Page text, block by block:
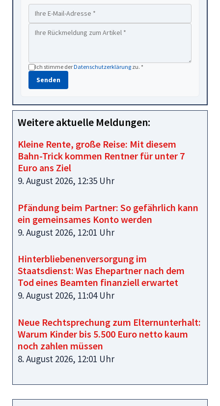
Ich stimme derDatenschutzerklärung zu. *
Senden
Weitere aktuelle Meldungen:
Kleine Rente, große Reise: Mit diesem
Bahn-Trick kommen Rentner für unter 7
Euro ans Ziel
9. August 2026, 12:35 Uhr
Pfändung beim Partner: So gefährlich kann
ein gemeinsames Konto werden
9. August 2026, 12:01 Uhr
Hinterbliebenenversorgung im
Staatsdienst: Was Ehepartner nach dem
Tod eines Beamten finanziell erwartet
9. August 2026, 11:04 Uhr
Neue Rechtsprechung zum Elternunterhalt:
Warum Kinder bis 5.500 Euro netto kaum
noch zahlen müssen
8. August 2026, 12:01 Uhr